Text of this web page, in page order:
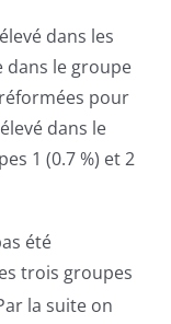
dans les
dans le groupe
réformées pour
dans le
1 (0.7 %) et 2
été
trois groupes
la suite on